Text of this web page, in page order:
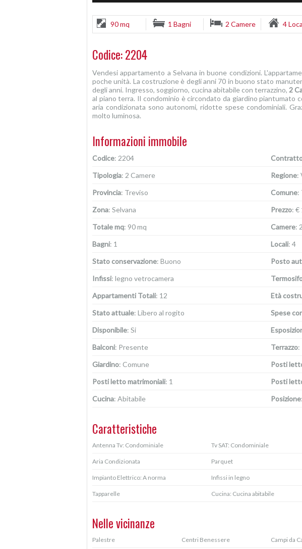
90 mq 1 Bagni 2 Camere 4
Codice: 2204
Vendesi appartamento a Selvana in buone condizioni.
poche unità. La costruzione è degli anni 70 in buono stato
degli anni. Ingresso, soggiorno, cucina abitabile con terrazzino, 2
al piano terra. Il condominio è circondato da giardino piantumato
aria condizionata sono autonomi, ridotte spese condominiali.
molto luminosa.
Informazioni immobile
Codice: 2204
Tipologia: 2 Camere Regione:
Provincia: Treviso Comune:
Zona: Selvana Prezzo: €
Totale mq: 90 mq Camere: 2
Bagni: 1 Locali: 4
Stato conservazione: Buono Posto
Infissi: legno vetrocamera
Appartamenti Totali: 12 Età
Stato attuale: Libero al rogito Spese
Disponibile: Si
Balconi: Presente Terrazzo:
Giardino: Comune Posti
Posti letto matrimoniali: 1 Posti
Cucina: Abitabile Posizione
Caratteristiche
Antenna Tv: Condominiale Tv SAT: Condominiale
Aria Condizionata Parquet
Impianto Elettrico: A norma Infissi in legno
Tapparelle Cucina: Cucina abitabile
Nelle vicinanze
Palestre Centri Benessere Campi da